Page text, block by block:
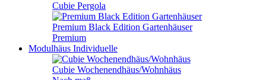
Cubie Pergola
Premium Black Edition Gartenhäuser
Premium
Modulhäus Individuelle
Cubie Wochenendhäus/Wohnhäus